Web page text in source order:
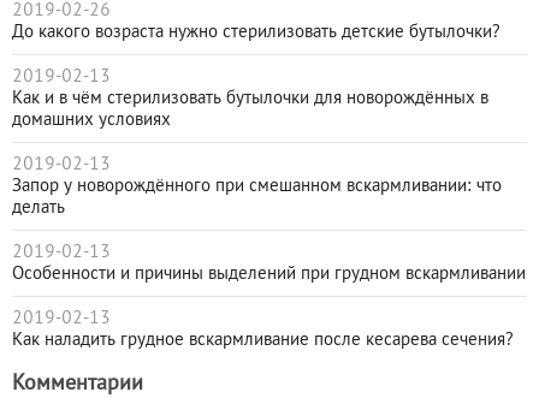
2019-02-26
До какого возраста нужно стерилизовать детские бутылочки?
2019-02-13
Как и в чём стерилизовать бутылочки для новорождённых в
домашних условиях
2019-02-13
Запор у новорождённого при смешанном вскармливании: что
делать
2019-02-13
Особенности и причины выделений при грудном вскармливании
2019-02-13
Как наладить грудное вскармливание после кесарева сечения?
Комментарии